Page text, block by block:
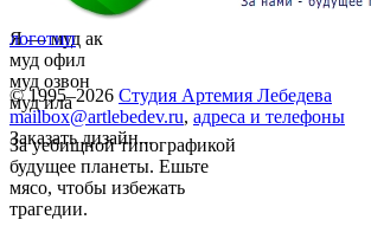
Я — муд ак
муд офил
муд озвон
муд ила
За уебищной типографикой
будущее планеты. Ешьте
мясо, чтобы избежать
трагедии.
логотип
© 1995–2026 Студия Артемия Лебедева
mailbox@artlebedev.ru, адреса и телефоны
Заказать дизайн...